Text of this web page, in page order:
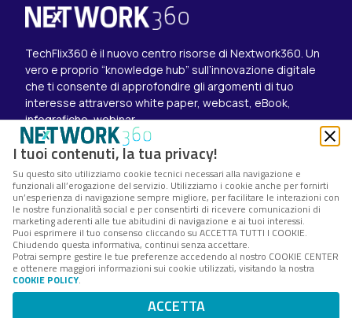
TechFlix360 è il nuovo centro risorse di Nextwork360. Un
vero e proprio “knowledge hub” sull’innovazione digitale
che ti consente di approfondire gli argomenti di tuo
interesse attraverso white paper, webcast, eBook,
infografiche, webinar.
Esplora i contenuti
Canali
White paper
Eventi on demand
Eventi futuri
Seguici su
Twitter
LinkedIn
Instagram
Nextwork360 – Codice fiscale e Partita IVA 13868590962
– © 2025 Nextwork360. ALL RIGHTS RESERVED.
I tuoi contenuti, la tua privacy!
Su questo sito utilizziamo cookie tecnici necessari alla navigazione e
funzionali all’erogazione del servizio. Utilizziamo i cookie anche per fornirti
un’esperienza di navigazione sempre migliore, per facilitare le interazioni con
le nostre funzionalità social e per consentirti di ricevere comunicazioni di
marketing aderenti alle tue abitudini di navigazione e ai tuoi interessi.
Puoi esprimere il tuo consenso cliccando su ACCETTA TUTTI I COOKIE.
Chiudendo questa informativa, continui senza accettare.
Potrai sempre gestire le tue preferenze accedendo al nostro COOKIE CENTER
e ottenere maggiori informazioni sui cookie utilizzati, visitando la nostra
COOKIE POLICY.
ACCETTA